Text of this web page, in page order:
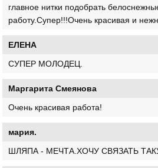
главное нитки подобрать
работу.Супер!!!Очень красивая и
ЕЛЕНА
СУПЕР МОЛОДЕЦ.
Маргарита Смеянова
Очень красивая работа!
мария.
ШЛЯПА - МЕЧТА.ХОЧУ СВЯЗАТЬ